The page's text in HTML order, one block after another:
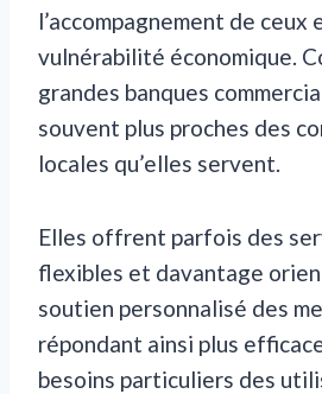
l’accompagnement de ceux
vulnérabilité économique.
grandes banques
souvent plus proches des
locales qu’elles servent.
Elles offrent parfois des
flexibles et davantage
soutien personnalisé des
répondant ainsi plus
besoins particuliers des